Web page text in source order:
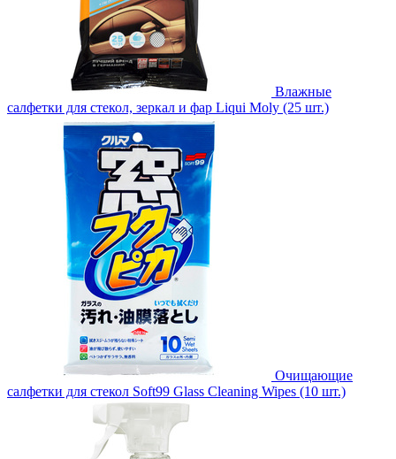
Влажные
салфетки для стекол, зеркал и фар Liqui Moly (25 шт.)
Очищающие
салфетки для стекол Soft99 Glass Cleaning Wipes (10 шт.)